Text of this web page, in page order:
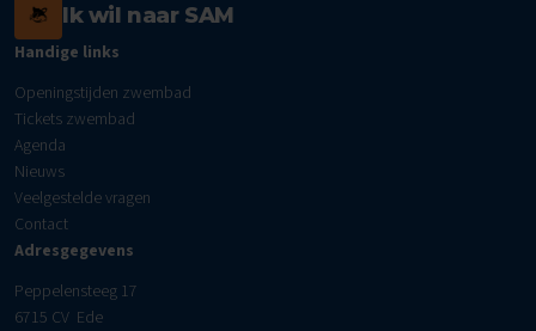
Ik wil naar SAM
Handige links
Openingstijden zwembad
Tickets zwembad
Agenda
Nieuws
Veelgestelde vragen
Contact
Adresgegevens
Peppelensteeg 17
6715 CV Ede